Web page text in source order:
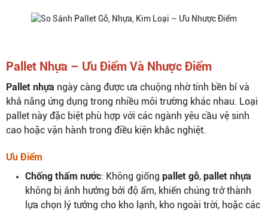
Pallet Nhựa – Ưu Điểm Và Nhược Điểm
Pallet nhựa ngày càng được ưa chuộng nhờ tính bền bỉ và
khả năng ứng dụng trong nhiều môi trường khác nhau. Loại
pallet này đặc biệt phù hợp với các ngành yêu cầu vệ sinh
cao hoặc vận hành trong điều kiện khắc nghiệt.
Ưu Điểm
Chống thấm nước: Không giống pallet gỗ, pallet nhựa
không bị ảnh hưởng bởi độ ẩm, khiến chúng trở thành
lựa chọn lý tưởng cho kho lạnh, kho ngoài trời, hoặc các